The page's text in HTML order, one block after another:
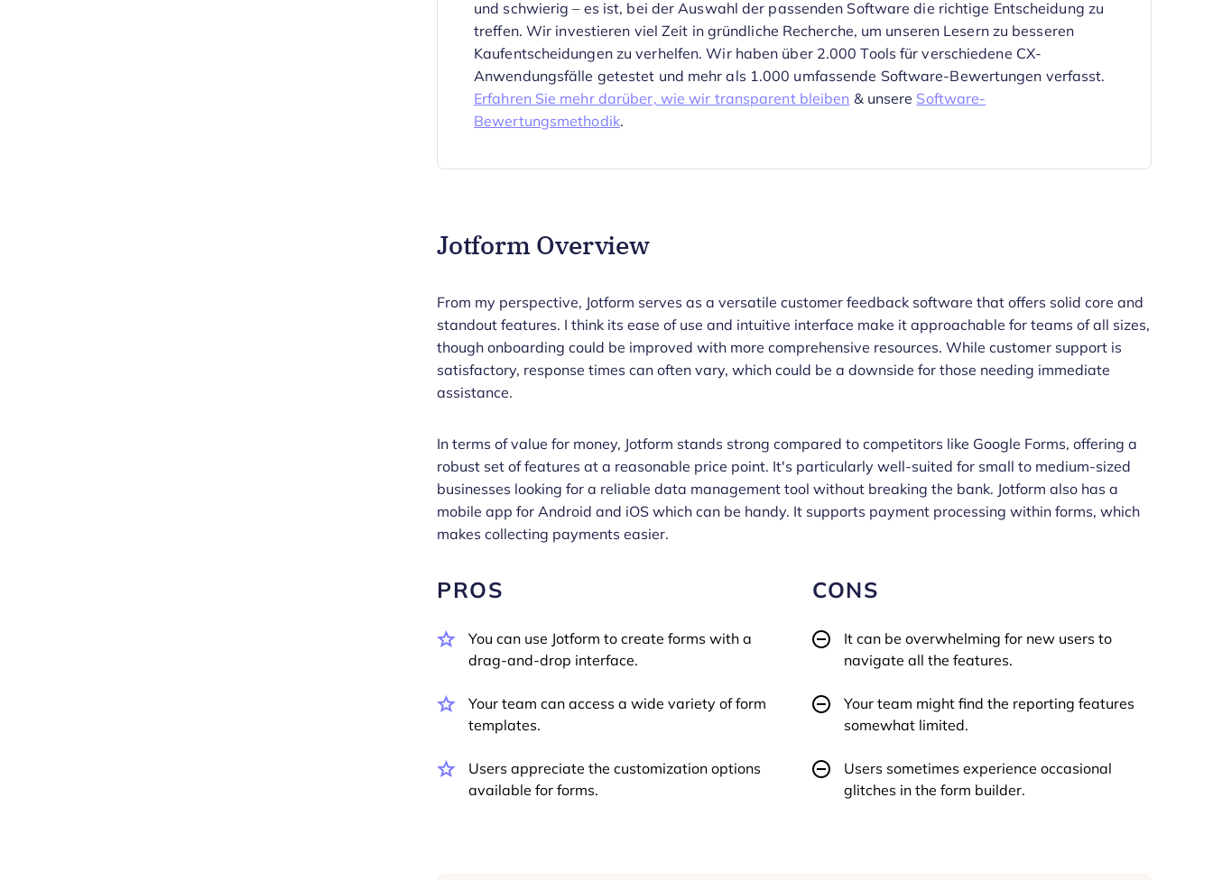
und schwierig – es ist, bei der Auswahl der passenden Software die richtige Entscheidung zu
treffen. Wir investieren viel Zeit in gründliche Recherche, um unseren Lesern zu besseren
Kaufentscheidungen zu verhelfen. Wir haben über 2.000 Tools für verschiedene CX-
Anwendungsfälle getestet und mehr als 1.000 umfassende Software-Bewertungen verfasst.
Erfahren Sie mehr darüber, wie wir transparent bleiben & unsere Software-
Bewertungsmethodik.
Jotform Overview
From my perspective, Jotform serves as a versatile customer feedback software that offers solid core and
standout features. I think its ease of use and intuitive interface make it approachable for teams of all sizes,
though onboarding could be improved with more comprehensive resources. While customer support is
satisfactory, response times can often vary, which could be a downside for those needing immediate
assistance.
In terms of value for money, Jotform stands strong compared to competitors like Google Forms, offering a
robust set of features at a reasonable price point. It's particularly well-suited for small to medium-sized
businesses looking for a reliable data management tool without breaking the bank. Jotform also has a
mobile app for Android and iOS which can be handy. It supports payment processing within forms, which
makes collecting payments easier.
PROS
You can use Jotform to create forms with a
drag-and-drop interface.
Your team can access a wide variety of form
templates.
Users appreciate the customization options
available for forms.
CONS
It can be overwhelming for new users to
navigate all the features.
Your team might find the reporting features
somewhat limited.
Users sometimes experience occasional
glitches in the form builder.